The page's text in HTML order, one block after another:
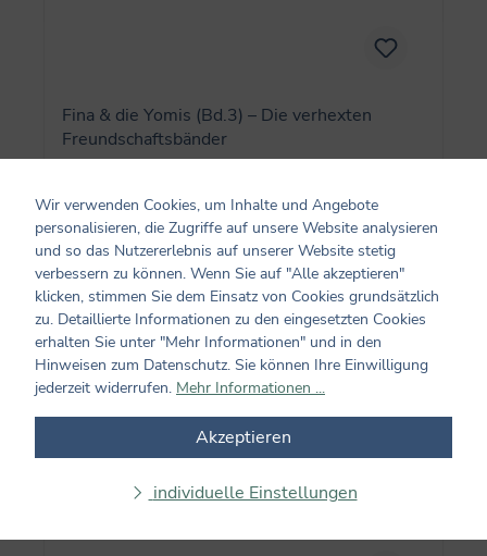
Fina & die Yomis (Bd.3) – Die verhexten
Freundschaftsbänder
16,00 €*
In den Warenkorb
Wir verwenden Cookies, um Inhalte und Angebote
personalisieren, die Zugriffe auf unsere Website analysieren
und so das Nutzererlebnis auf unserer Website stetig
verbessern zu können. Wenn Sie auf "Alle akzeptieren"
klicken, stimmen Sie dem Einsatz von Cookies grundsätzlich
zu. Detaillierte Informationen zu den eingesetzten Cookies
erhalten Sie unter "Mehr Informationen" und in den
Hinweisen zum Datenschutz. Sie können Ihre Einwilligung
jederzeit widerrufen. Mehr Informationen ...
Akzeptieren
individuelle Einstellungen